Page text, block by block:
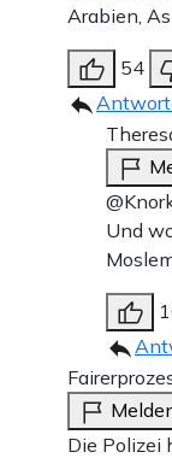
Arabien,
54
Und
Die Polizei